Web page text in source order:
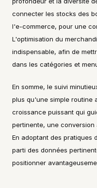
connecter les stocks des
l'e-commerce, pour une
L'optimisation du
indispensable, afin de
dans les catégories et
En somme, le suivi
plus qu'une simple routine
croissance puissant qui
pertinente, une
En adoptant des pratiques
parti des données
positionner